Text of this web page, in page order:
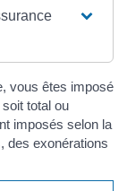
vous êtes imposé
total ou
imposés selon la
des exonérations